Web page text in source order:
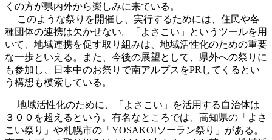
くの方が県内外から楽しみに来ている。
このような祭りを開催し、実行するためには、住民や各
種団体の連携は欠かせない。「よさこい」というツールを用
いて、地域連携を促す取り組みは、地域活性化のための重要
な一歩といえる。また、今後の展望として、県外への祭りに
も参加し、日本中のお祭りで南アルプスをPRしてくるとい
う構想も模索している。
地域活性化のために、「よさこい」を活用する自治体は
３００を超えるという。有名なところでは、高知県の「よさ
こい祭り」や札幌市の「YOSAKOIソーラン祭り」がある。